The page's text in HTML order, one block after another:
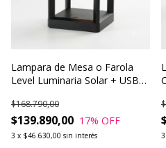
Lampara de Mesa o Farola
Level Luminaria Solar + USBC
$139.890,00
$168.790,00
17% OFF
3 x $46.630,00 sin interés 3